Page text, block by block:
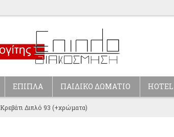
ΕΠΙΠΛΑ ΠΑΙΔΙΚΟ ΔΩΜΑΤΙΟ HOTEL
Κρεβάτι Διπλό 93 (+χρώματα)